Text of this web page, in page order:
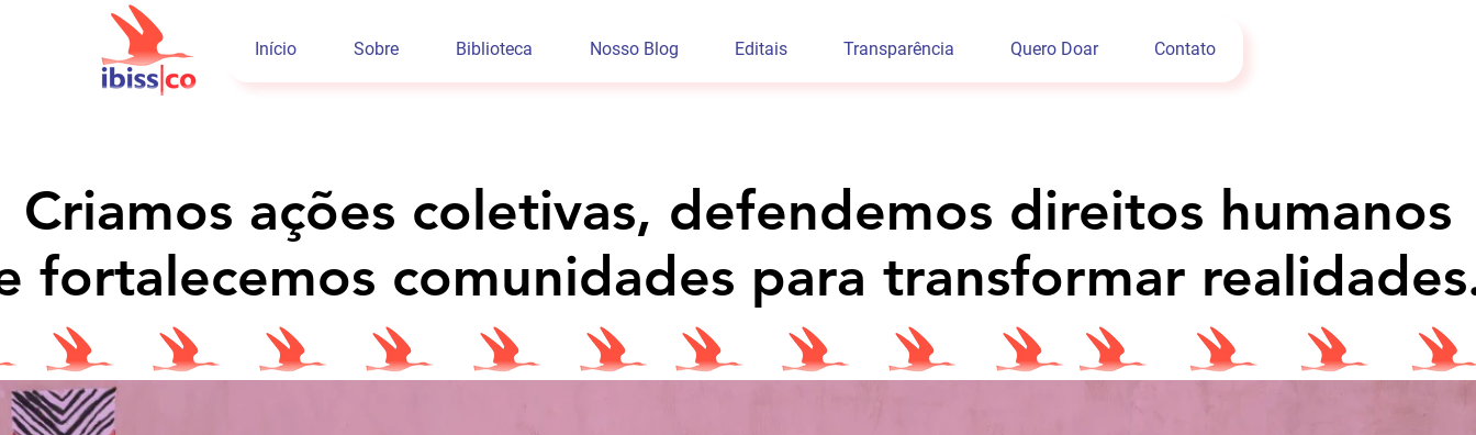
Início Sobre Biblioteca Nosso Blog Editais Transparência Quero Doar Contato
Criamos ações coletivas, defendemos direitos humanos
fortalecemos comunidades para transformar
Criamos ações coletivas, defendemos direitos humanos
fortalecemos comunidades para transformar